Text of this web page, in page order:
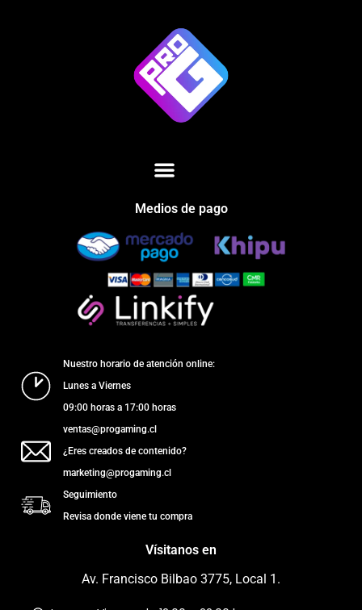
Medios de pago
Nuestro horario de atención online:
Lunes a Viernes
09:00 horas a 17:00 horas
ventas@progaming.cl
¿Eres creados de contenido?
marketing@progaming.cl
Seguimiento
Revisa donde viene tu compra
Vísitanos en
Av. Francisco Bilbao 3775, Local 1.